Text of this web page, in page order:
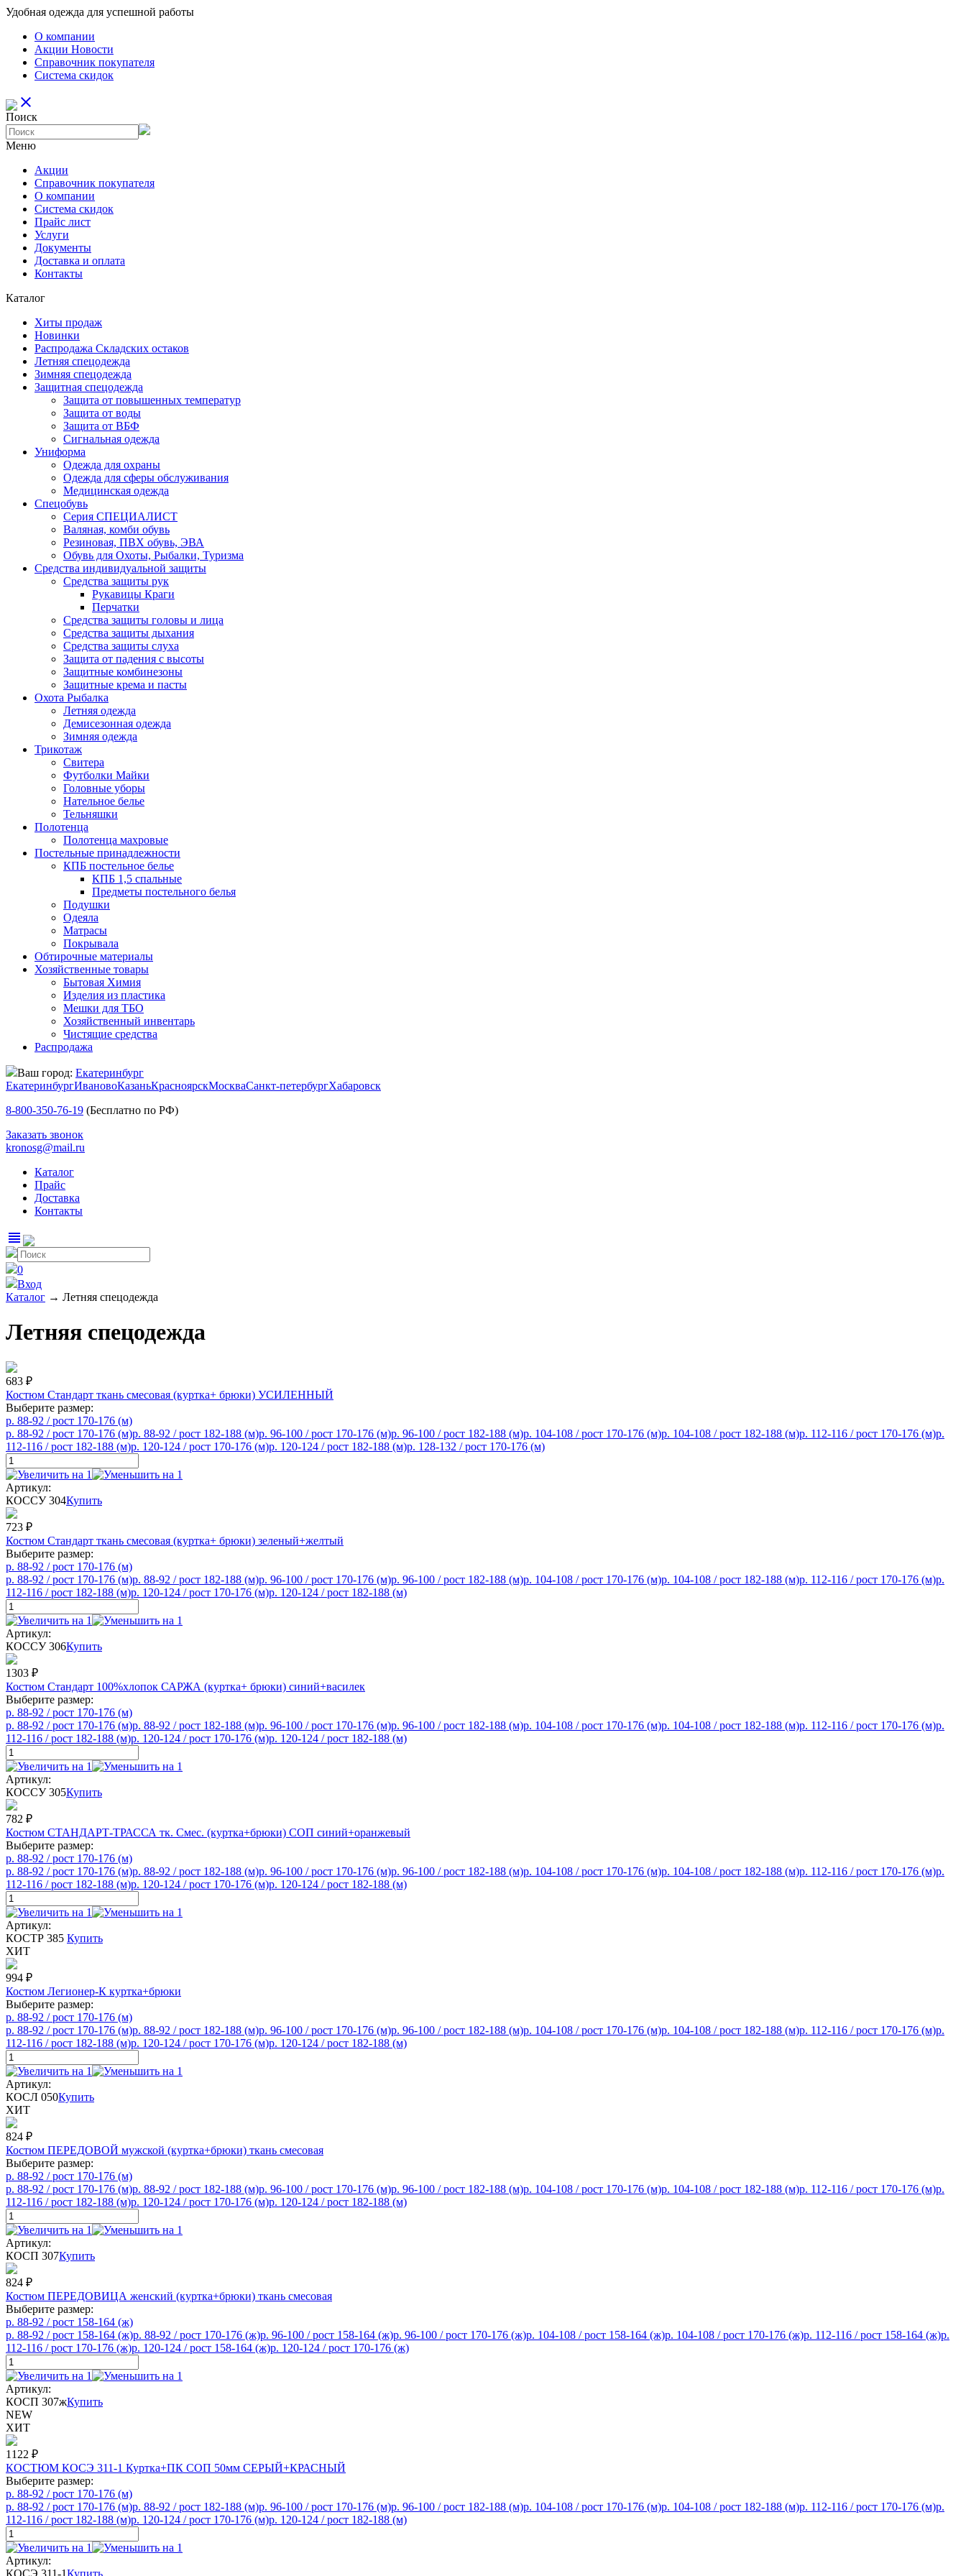
Удобная одежда для успешной работы
О компании
Aкции Новости
Справочник покупателя
Система скидок
close
Поиск
Меню
Aкции
Справочник покупателя
О компании
Система скидок
Прайс лист
Услуги
Документы
Доставка и оплата
Контакты
Каталог
Хиты продаж
Новинки
Распродажа Складских остаков
Летняя спецодежда
Зимняя спецодежда
Защитная спецодежда
Защита от повышенных температур
Защита от воды
Защита от ВБФ
Сигнальная одежда
Униформа
Одежда для охраны
Одежда для сферы обслуживания
Медицинская одежда
Спецобувь
Серия СПЕЦИАЛИСТ
Валяная, комби обувь
Резиновая, ПВХ обувь, ЭВА
Обувь для Охоты, Рыбалки, Туризма
Средства индивидуальной защиты
Средства защиты рук
Рукавицы Краги
Перчатки
Средства защиты головы и лица
Средства защиты дыхания
Средства защиты слуха
Защита от падения с высоты
Защитные комбинезоны
Защитные крема и пасты
Охота Рыбалка
Летняя одежда
Демисезонная одежда
Зимняя одежда
Трикотаж
Свитера
Футболки Майки
Головные уборы
Нательное белье
Тельняшки
Полотенца
Полотенца махровые
Постельные принадлежности
КПБ постельное белье
КПБ 1,5 спальные
Предметы постельного белья
Подушки
Одеяла
Матрасы
Покрывала
Обтирочные материалы
Хозяйственные товары
Бытовая Химия
Изделия из пластика
Мешки для ТБО
Хозяйственный инвентарь
Чистящие средства
Распродажа
Ваш город: Екатеринбург
ЕкатеринбургИвановоКазаньКрасноярскМоскваСанкт-петербургХабаровск
8-800-350-76-19 (Бесплатно по РФ)
Заказать звонок
kronosg@mail.ru
Каталог
Прайс
Доставка
Контакты
view_headline
0
Вход
Каталог → Летняя спецодежда
Летняя спецодежда
683 ₽
Костюм Стандарт ткань смесовая (куртка+ брюки) УСИЛЕННЫЙ
Выберите размер:
р. 88-92 / рост 170-176 (м)
р. 88-92 / рост 170-176 (м)р. 88-92 / рост 182-188 (м)р. 96-100 / рост 170-176 (м)р. 96-100 / рост 182-188 (м)р. 104-108 / рост 170-176 (м)р. 104-108 / рост 182-188 (м)р. 112-116 / рост 170-176 (м)р.
112-116 / рост 182-188 (м)р. 120-124 / рост 170-176 (м)р. 120-124 / рост 182-188 (м)р. 128-132 / рост 170-176 (м)
Артикул:
КОССУ 304Купить
723 ₽
Костюм Стандарт ткань смесовая (куртка+ брюки) зеленый+желтый
Выберите размер:
р. 88-92 / рост 170-176 (м)
р. 88-92 / рост 170-176 (м)р. 88-92 / рост 182-188 (м)р. 96-100 / рост 170-176 (м)р. 96-100 / рост 182-188 (м)р. 104-108 / рост 170-176 (м)р. 104-108 / рост 182-188 (м)р. 112-116 / рост 170-176 (м)р.
112-116 / рост 182-188 (м)р. 120-124 / рост 170-176 (м)р. 120-124 / рост 182-188 (м)
Артикул:
КОССУ 306Купить
1303 ₽
Костюм Стандарт 100%хлопок САРЖА (куртка+ брюки) синий+василек
Выберите размер:
р. 88-92 / рост 170-176 (м)
р. 88-92 / рост 170-176 (м)р. 88-92 / рост 182-188 (м)р. 96-100 / рост 170-176 (м)р. 96-100 / рост 182-188 (м)р. 104-108 / рост 170-176 (м)р. 104-108 / рост 182-188 (м)р. 112-116 / рост 170-176 (м)р.
112-116 / рост 182-188 (м)р. 120-124 / рост 170-176 (м)р. 120-124 / рост 182-188 (м)
Артикул:
КОССУ 305Купить
782 ₽
Костюм СТАНДАРТ-ТРАССА тк. Смес. (куртка+брюки) СОП синий+оранжевый
Выберите размер:
р. 88-92 / рост 170-176 (м)
р. 88-92 / рост 170-176 (м)р. 88-92 / рост 182-188 (м)р. 96-100 / рост 170-176 (м)р. 96-100 / рост 182-188 (м)р. 104-108 / рост 170-176 (м)р. 104-108 / рост 182-188 (м)р. 112-116 / рост 170-176 (м)р.
112-116 / рост 182-188 (м)р. 120-124 / рост 170-176 (м)р. 120-124 / рост 182-188 (м)
Артикул:
КОСТР 385 Купить
ХИТ
994 ₽
Костюм Легионер-К куртка+брюки
Выберите размер:
р. 88-92 / рост 170-176 (м)
р. 88-92 / рост 170-176 (м)р. 88-92 / рост 182-188 (м)р. 96-100 / рост 170-176 (м)р. 96-100 / рост 182-188 (м)р. 104-108 / рост 170-176 (м)р. 104-108 / рост 182-188 (м)р. 112-116 / рост 170-176 (м)р.
112-116 / рост 182-188 (м)р. 120-124 / рост 170-176 (м)р. 120-124 / рост 182-188 (м)
Артикул:
КОСЛ 050Купить
ХИТ
824 ₽
Костюм ПЕРЕДОВОЙ мужской (куртка+брюки) ткань смесовая
Выберите размер:
р. 88-92 / рост 170-176 (м)
р. 88-92 / рост 170-176 (м)р. 88-92 / рост 182-188 (м)р. 96-100 / рост 170-176 (м)р. 96-100 / рост 182-188 (м)р. 104-108 / рост 170-176 (м)р. 104-108 / рост 182-188 (м)р. 112-116 / рост 170-176 (м)р.
112-116 / рост 182-188 (м)р. 120-124 / рост 170-176 (м)р. 120-124 / рост 182-188 (м)
Артикул:
КОСП 307Купить
824 ₽
Костюм ПЕРЕДОВИЦА женский (куртка+брюки) ткань смесовая
Выберите размер:
р. 88-92 / рост 158-164 (ж)
р. 88-92 / рост 158-164 (ж)р. 88-92 / рост 170-176 (ж)р. 96-100 / рост 158-164 (ж)р. 96-100 / рост 170-176 (ж)р. 104-108 / рост 158-164 (ж)р. 104-108 / рост 170-176 (ж)р. 112-116 / рост 158-164 (ж)р.
112-116 / рост 170-176 (ж)р. 120-124 / рост 158-164 (ж)р. 120-124 / рост 170-176 (ж)
Артикул:
КОСП 307жКупить
NEW
ХИТ
1122 ₽
КОСТЮМ КОСЭ 311-1 Куртка+ПК СОП 50мм СЕРЫЙ+КРАСНЫЙ
Выберите размер:
р. 88-92 / рост 170-176 (м)
р. 88-92 / рост 170-176 (м)р. 88-92 / рост 182-188 (м)р. 96-100 / рост 170-176 (м)р. 96-100 / рост 182-188 (м)р. 104-108 / рост 170-176 (м)р. 104-108 / рост 182-188 (м)р. 112-116 / рост 170-176 (м)р.
112-116 / рост 182-188 (м)р. 120-124 / рост 170-176 (м)р. 120-124 / рост 182-188 (м)
Артикул:
КОСЭ 311-1Купить